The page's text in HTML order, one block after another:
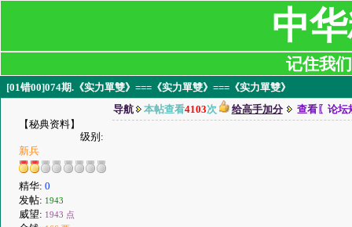
中
记住我
[01错00]074期.《实力單雙》===《实力單雙》===《实力單雙》
【秘典资料】
级别:
新兵
精华: 0
发帖: 1943
威望: 1943 点
导航 本帖查看4103次 给高手加分 查看〖论坛